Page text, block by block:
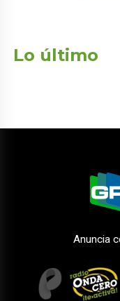
Lo último
Anuncia